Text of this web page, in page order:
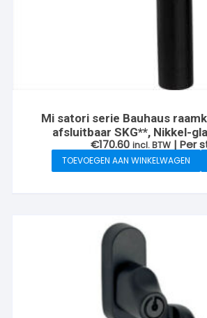
Mi satori serie Bauhaus
afsluitbaar SKG**, Nikkel-
€170.60 incl. BTW | Per
TOEVOEGEN AAN WINKELWAGEN